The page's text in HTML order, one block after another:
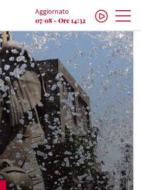
Aggiornato
07/08 - Ore 14:32